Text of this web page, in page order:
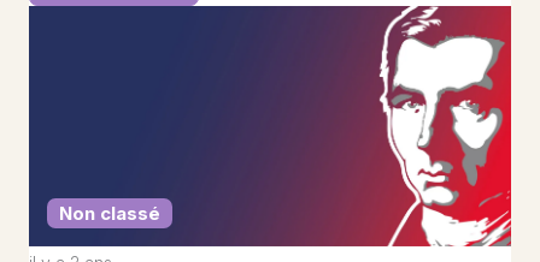
Non classé